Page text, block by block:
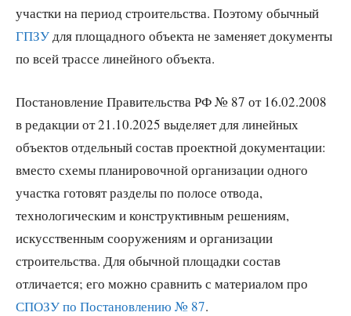
участки на период строительства. Поэтому обычный
ГПЗУ для площадного объекта не заменяет документы
по всей трассе линейного объекта.
Постановление Правительства РФ № 87 от 16.02.2008
в редакции от 21.10.2025 выделяет для линейных
объектов отдельный состав проектной документации:
вместо схемы планировочной организации одного
участка готовят разделы по полосе отвода,
технологическим и конструктивным решениям,
искусственным сооружениям и организации
строительства. Для обычной площадки состав
отличается; его можно сравнить с материалом про
СПОЗУ по Постановлению № 87.